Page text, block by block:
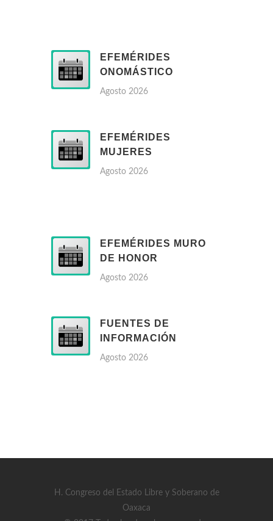
EFEMÉRIDES
ONOMÁSTICO
Agosto 2026
EFEMÉRIDES
MUJERES
Agosto 2026
EFEMÉRIDES MURO
DE HONOR
Agosto 2026
FUENTES DE
INFORMACIÓN
Agosto 2026
H. Congreso del Estado Libre y Soberano de
Oaxaca